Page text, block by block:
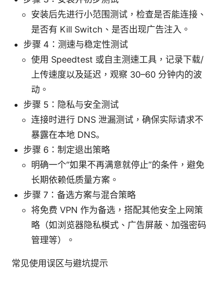
安装后先进行小范围测试，检查是否能连接、
是否有 Kill Switch、是否出现广告注入。
步骤 4：测速与稳定性测试
使用 Speedtest 或自主测速工具，记录下载/
上传速度以及延迟，观察 30–60 分钟内的波
动。
步骤 5：隐私与安全测试
连接时进行 DNS 泄漏测试，确保实际请求不
暴露在本地 DNS。
步骤 6：制定退出策略
明确一个“如果不再满意就停止”的条件，避免
长期依赖低质量方案。
步骤 7：备选方案与混合策略
将免费 VPN 作为备选，搭配其他安全上网策
略（如浏览器隐私模式、广告屏蔽、加强密码
管理等）。
常见使用误区与避坑提示